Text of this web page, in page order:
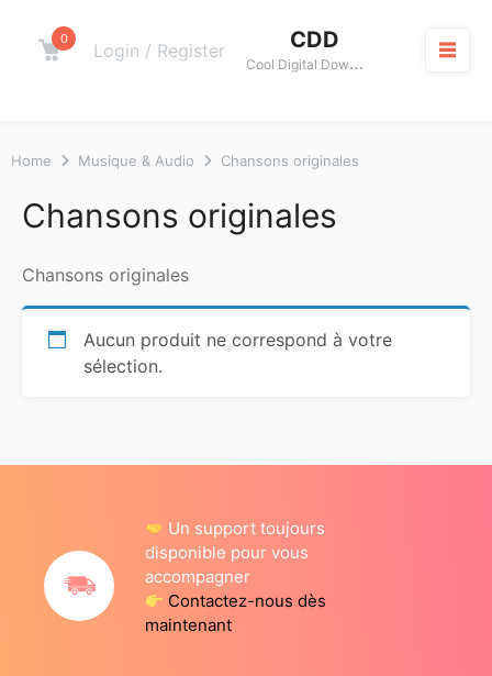
content
CDD
C
ool Digital Download
Cart
0
Login / Register
Home Musique & Audio Chansons originales
Chansons originales
Chansons originales
Aucun produit ne correspond à votre
sélection.
Un support toujours
disponible pour vous
accompagner
Contactez-nous dès
maintenant